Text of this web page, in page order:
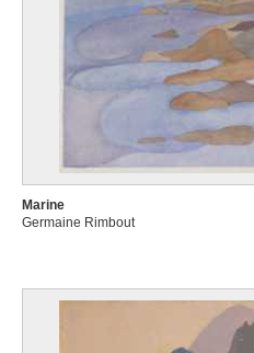
Marine
Germaine Rimbout